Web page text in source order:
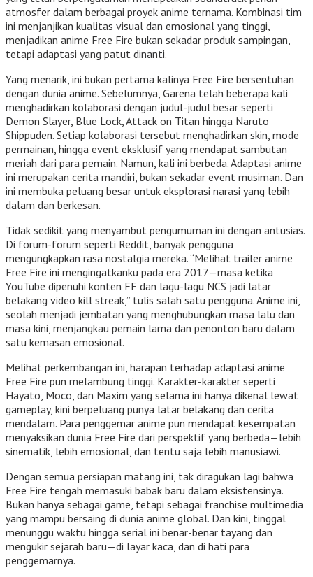
atmosfer dalam berbagai proyek anime ternama. Kombinasi tim
ini menjanjikan kualitas visual dan emosional yang tinggi,
menjadikan anime Free Fire bukan sekadar produk sampingan,
tetapi adaptasi yang patut dinanti.
Yang menarik, ini bukan pertama kalinya Free Fire bersentuhan
dengan dunia anime. Sebelumnya, Garena telah beberapa kali
menghadirkan kolaborasi dengan judul-judul besar seperti
Demon Slayer, Blue Lock, Attack on Titan hingga Naruto
Shippuden. Setiap kolaborasi tersebut menghadirkan skin, mode
permainan, hingga event eksklusif yang mendapat sambutan
meriah dari para pemain. Namun, kali ini berbeda. Adaptasi anime
ini merupakan cerita mandiri, bukan sekadar event musiman. Dan
ini membuka peluang besar untuk eksplorasi narasi yang lebih
dalam dan berkesan.
Tidak sedikit yang menyambut pengumuman ini dengan antusias.
Di forum-forum seperti Reddit, banyak pengguna
mengungkapkan rasa nostalgia mereka. “Melihat trailer anime
Free Fire ini mengingatkanku pada era 2017—masa ketika
YouTube dipenuhi konten FF dan lagu-lagu NCS jadi latar
belakang video kill streak,” tulis salah satu pengguna. Anime ini,
seolah menjadi jembatan yang menghubungkan masa lalu dan
masa kini, menjangkau pemain lama dan penonton baru dalam
satu kemasan emosional.
Melihat perkembangan ini, harapan terhadap adaptasi anime
Free Fire pun melambung tinggi. Karakter-karakter seperti
Hayato, Moco, dan Maxim yang selama ini hanya dikenal lewat
gameplay, kini berpeluang punya latar belakang dan cerita
mendalam. Para penggemar anime pun mendapat kesempatan
menyaksikan dunia Free Fire dari perspektif yang berbeda—lebih
sinematik, lebih emosional, dan tentu saja lebih manusiawi.
Dengan semua persiapan matang ini, tak diragukan lagi bahwa
Free Fire tengah memasuki babak baru dalam eksistensinya.
Bukan hanya sebagai game, tetapi sebagai franchise multimedia
yang mampu bersaing di dunia anime global. Dan kini, tinggal
menunggu waktu hingga serial ini benar-benar tayang dan
mengukir sejarah baru—di layar kaca, dan di hati para
penggemarnya.